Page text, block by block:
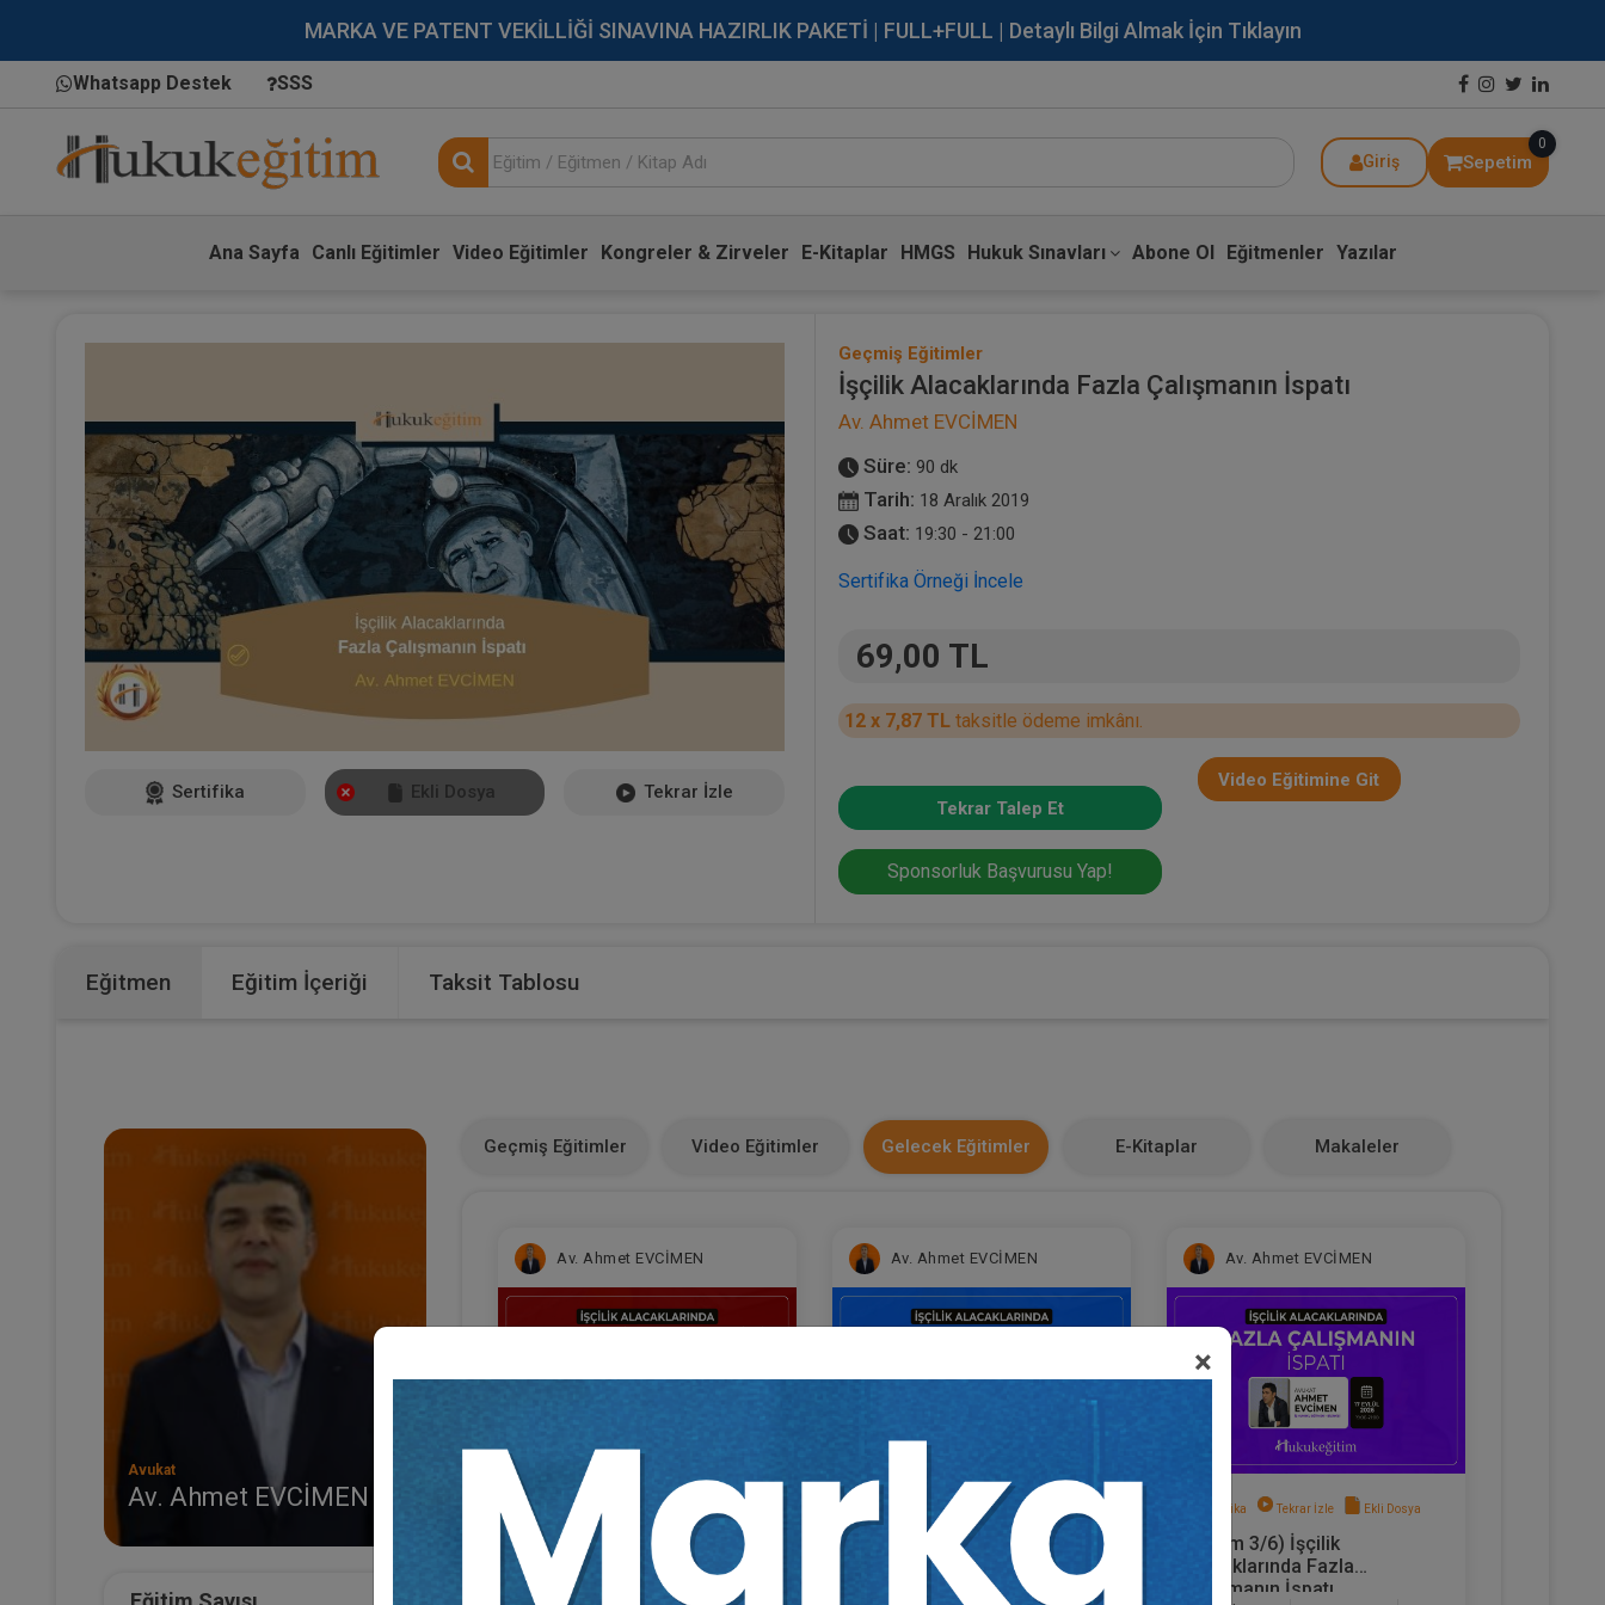
MARKA VE PATENT VEKİLLİĞİ SINAVINA HAZIRLIK PAKETİ | FULL+FULL | Detaylı Bilgi Almak İçin Tıklayın
Whatsapp Destek SSS
Giriş Sepetim
0
Ana Sayfa Canlı Eğitimler Video Eğitimler Kongreler & Zirveler E-Kitaplar HMGS Hukuk Sınavları Abone Ol Eğitmenler Yazılar
×
Sertifika Ekli Dosya Tekrar İzle
Geçmiş Eğitimler
İşçilik Alacaklarında Fazla Çalışmanın İspatı
Av. Ahmet EVCİMEN
Süre: 90 dk
Tarih: 18 Aralık 2019
Saat: 19:30 - 21:00
Sertifika Örneği İncele
69,00 TL
12 x 7,87 TL taksitle ödeme imkânı.
Tekrar Talep Et
Video Eğitimine Git
Sponsorluk Başvurusu Yap!
Eğitmen Eğitim İçeriği Taksit Tablosu
Avukat
Av. Ahmet EVCİMEN
Geçmiş Eğitimler Video Eğitimler Gelecek Eğitimler E-Kitaplar Makaleler
Av. Ahmet EVCİMEN
Sertifika Tekrar İzle
(Eğitim 1/6) İşçilik
Alacaklarında Ücret ve Hizmet
Süresinin İspatı ve
Av. Ahmet EVCİMEN
Tekrar İzle
(Eğitim 2/6) İşçilik
Alacaklarında Kıdem ve İhbar
Tazminatının İspatı ve
Av. Ahmet EVCİMEN
Sertifika Tekrar İzle Ekli Dosya
(Eğitim 3/6) İşçilik
Alacaklarında Fazla
Çalışmanın İspatı